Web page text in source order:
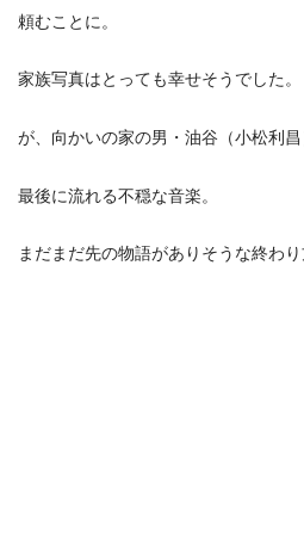
頼むことに。
家族写真はとっても幸せそうでした。
が、向かいの家の男・油谷（小松利昌
最後に流れる不穏な音楽。
まだまだ先の物語がありそうな終わり